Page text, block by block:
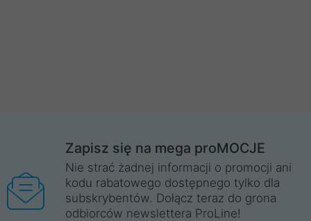
Zapisz się na mega proMOCJE
Nie strać żadnej informacji o promocji ani
kodu rabatowego dostępnego tylko dla
subskrybentów. Dołącz teraz do grona
odbiorców newslettera ProLine!